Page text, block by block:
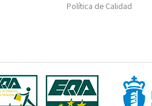
Política de Calidad